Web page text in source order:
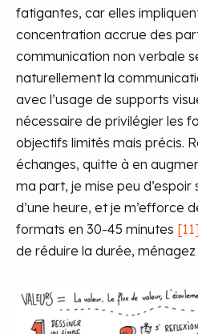
fatigantes, car elles
concentration accrue des
communication non verbale
naturellement la
avec l’usage de supports
nécessaire de privilégier les
objectifs limités mais précis.
échanges, quitte à en
ma part, je mise peu d’espoir
d’une heure, et je m’efforce
formats en 30-45 minutes [11]
de réduire la durée, ménagez